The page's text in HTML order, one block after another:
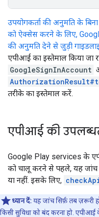
उपयोगकर्ता की अनुमति के
को ऐक्सेस करने के लिए,
की अनुमति देने से जुड़ी
एपीआई का इस्तेमाल किया जा
GoogleSignInAccount
तरीके का इस्तेमाल करें.
एपीआई की
Google Play services के
को चालू करने से पहले, यह जांच
या नहीं. इसके लिए,
ध्यान दें: यह जांच सिर्फ़ तब ज़रूरी
किसी सुविधा को बंद करना हो.